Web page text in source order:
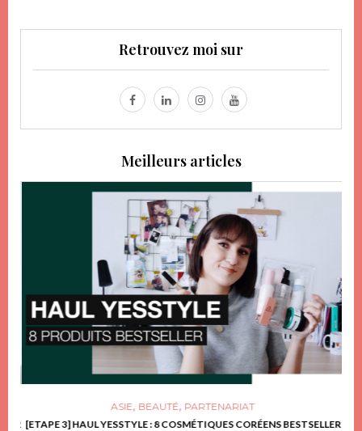
Retrouvez moi sur
Meilleurs articles
ASIE, BEAUTÉ, PARTENARIAT
[ETAPE 3] HAUL YESSTYLE : 8 COSMÉTIQUES CORÉENS BESTSELLER